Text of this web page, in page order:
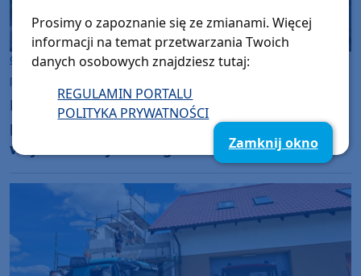
Gmina Czersk
piątek, 10 lipca 2026, 19:05
Młody kierowca Hyundaia nie zapanował nad
pojazdem. Dachowanie na drodze
wojewódzkiej 237 w gminie Czersk
Prosimy o zapoznanie się ze zmianami. Więcej
informacji na temat przetwarzania Twoich
danych osobowych znajdziesz tutaj:
REGULAMIN PORTALU
POLITYKA PRYWATNOŚCI
Zamknij okno